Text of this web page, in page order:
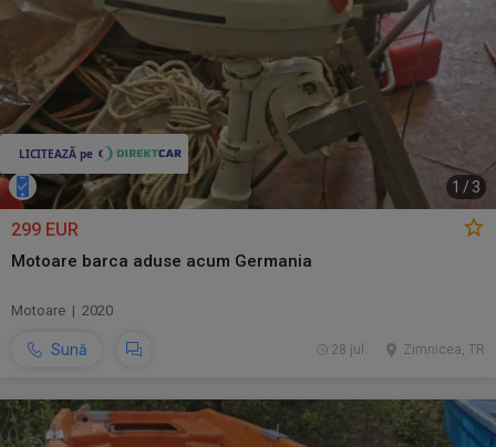
1 / 3
299 EUR
Motoare barca aduse acum Germania
Motoare | 2020
Sună Zimnicea, TR
28 jul.